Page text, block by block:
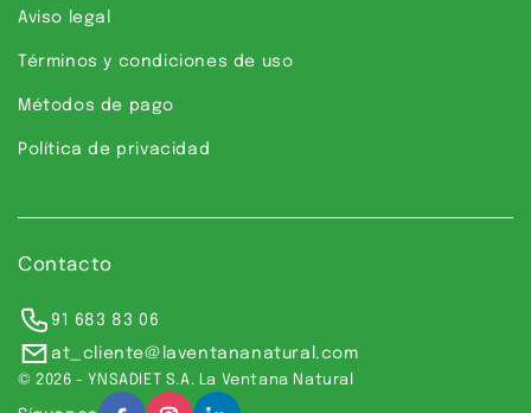
Aviso legal
Términos y condiciones de uso
Métodos de pago
Política de privacidad
Contacto
91 683 83 06
at_cliente@laventananatural.com
© 2026 - YNSADIET S.A. La Ventana Natural